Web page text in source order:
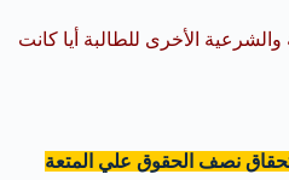
الأخرى للطالبة أيا كانت
نصف الحقوق علي المتعة